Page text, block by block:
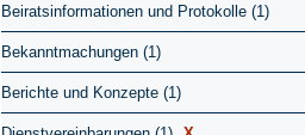
Beiratsinformationen und Protokolle (1)
Bekanntmachungen (1)
Berichte und Konzepte (1)